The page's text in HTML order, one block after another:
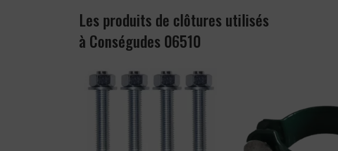
Les produits de clôtures utilisés
à Conségudes 06510